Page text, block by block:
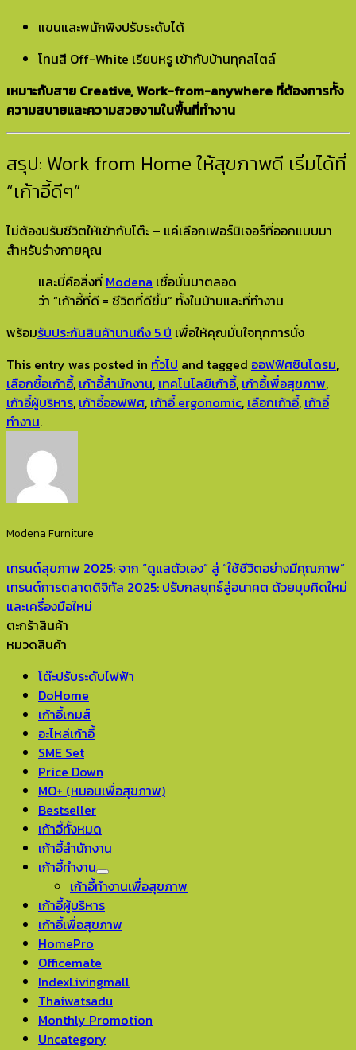
แขนและพนักพิงปรับระดับได้
โทนสี Off-White เรียบหรู เข้ากับบ้านทุกสไตล์
เหมาะกับสาย Creative, Work-from-anywhere ที่ต้องการทั้ง
ความสบายและความสวยงามในพื้นที่ทำงาน
สรุป: Work from Home ให้สุขภาพดี เริ่มได้ที่
“เก้าอี้ดีๆ”
ไม่ต้องปรับชีวิตให้เข้ากับโต๊ะ – แค่เลือกเฟอร์นิเจอร์ที่ออกแบบมา
สำหรับร่างกายคุณ
และนี่คือสิ่งที่ Modena เชื่อมั่นมาตลอด
ว่า “เก้าอี้ที่ดี = ชีวิตที่ดีขึ้น” ทั้งในบ้านและที่ทำงาน
พร้อมรับประกันสินค้านานถึง 5 ปี เพื่อให้คุณมั่นใจทุกการนั่ง
This entry was posted in ทั่วไป and tagged ออฟฟิศซินโดรม,
เลือกซื้อเก้าอี้, เก้าอี้สำนักงาน, เทคโนโลยีเก้าอี้, เก้าอี้เพื่อสุขภาพ,
เก้าอี้ผู้บริหาร, เก้าอี้ออฟฟิศ, เก้าอี้ ergonomic, เลือกเก้าอี้, เก้าอี้
ทำงาน.
Modena Furniture
เทรนด์สุขภาพ 2025: จาก “ดูแลตัวเอง” สู่ “ใช้ชีวิตอย่างมีคุณภาพ”
เทรนด์การตลาดดิจิทัล 2025: ปรับกลยุทธ์สู่อนาคต ด้วยมุมคิดใหม่
และเครื่องมือใหม่
ตะกร้าสินค้า
หมวดสินค้า
โต๊ะปรับระดับไฟฟ้า
DoHome
เก้าอี้เกมส์
อะไหล่เก้าอี้
SME Set
Price Down
MO+ (หมอนเพื่อสุขภาพ)
Bestseller
เก้าอี้ทั้งหมด
เก้าอี้สำนักงาน
เก้าอี้ทำงาน
เก้าอี้ทำงานเพื่อสุขภาพ
เก้าอี้ผู้บริหาร
เก้าอี้เพื่อสุขภาพ
HomePro
Officemate
IndexLivingmall
Thaiwatsadu
Monthly Promotion
Uncategory